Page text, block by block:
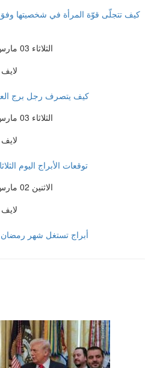
كيف تتجلّى قوّة المرأة في شخصيتها وفق
الثلاثاء 03 مارس 2026 05:23 مساءً
كيف يتصرف رجل برج
الثلاثاء 03 مارس 2026 12:10 مساءً
توقعات الأبراج اليوم الثلاثاء 03 مارس / أذار
الاثنين 02 مارس 2026 11:37 مساءً
5 أبراج تستغل شهر